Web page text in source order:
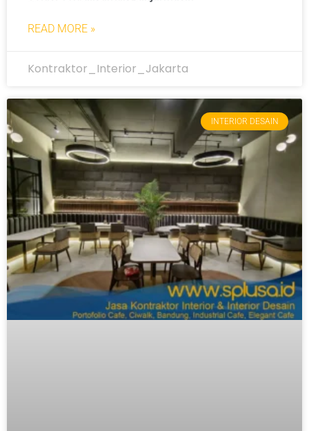
READ MORE »
Kontraktor_Interior_Jakarta
INTERIOR DESAIN